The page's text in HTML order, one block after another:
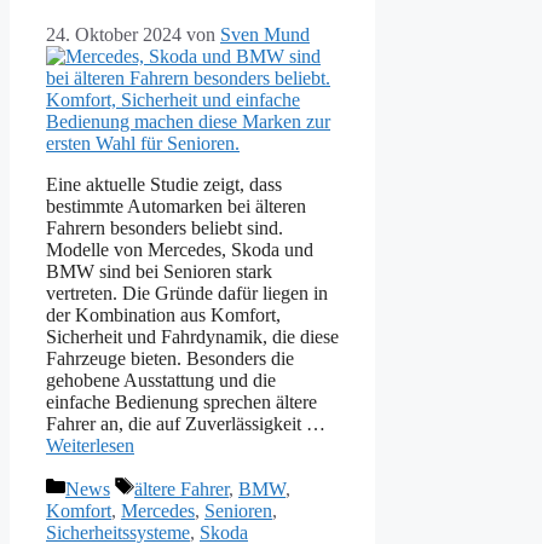
24. Oktober 2024 von Sven Mund
Eine aktuelle Studie zeigt, dass
bestimmte Automarken bei älteren
Fahrern besonders beliebt sind.
Modelle von Mercedes, Skoda und
BMW sind bei Senioren stark
vertreten. Die Gründe dafür liegen in
der Kombination aus Komfort,
Sicherheit und Fahrdynamik, die diese
Fahrzeuge bieten. Besonders die
gehobene Ausstattung und die
einfache Bedienung sprechen ältere
Fahrer an, die auf Zuverlässigkeit …
Weiterlesen
Kategorien
News Schlagwörter
ältere Fahrer, BMW,
Komfort, Mercedes, Senioren,
Sicherheitssysteme, Skoda